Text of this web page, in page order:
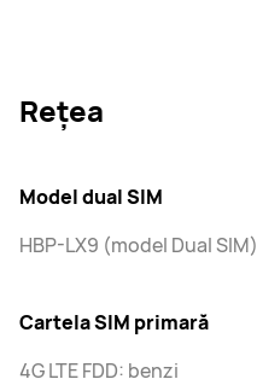
Rețea
Model dual SIM
HBP-LX9 (model Dual SIM)
Cartela SIM primară
4G LTE FDD: benzi